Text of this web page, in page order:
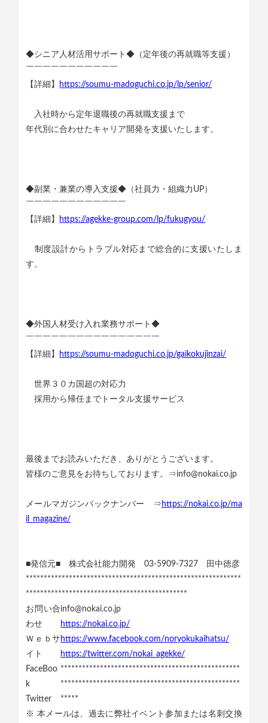
◆シニア人材活用サポート◆（定年後の再就職等支援）
￣￣￣￣￣￣￣￣￣￣￣
【詳細】
https://soumu-madoguchi.co.jp/lp/senior/
入社時から定年退職後の再就職支援まで
年代別に合わせたキャリア開発を支援いたします。
◆副業・兼業の導入支援◆（社員力・組織力UP）
￣￣￣￣￣￣￣￣￣￣￣￣
【詳細】
https://agekke-group.com/lp/fukugyou/
制度設計からトラブル対応まで総合的に支援いたしま
す。
◆外国人材受け入れ業務サポート◆
￣￣￣￣￣￣￣￣￣￣￣￣￣￣￣￣
【詳細】
https://soumu-madoguchi.co.jp/gaikokujinzai/
世界３０カ国超の対応力
採用から帰任までトータル支援サービス
最後までお読みいただき、ありがとうございます。
皆様のご意見をお待ちしております。⇒info@nokai.co.jp
メールマガジンバックナンバー ⇒ https://nokai.co.jp/ma
il_magazine/
■発信元■ 株式会社能力開発 03-5909-7327 田中徳彦
************************************************************
*********************************************
お問い合
わせ
Ｗｅｂサ
イト
FaceBoo
k
Twitter
info@nokai.co.jp
https://nokai.co.jp/
https://www.facebook.com/noryokukaihatsu/
https://twitter.com/nokai_agekke/
**************************************************
**************************************************
*****
※ 本メールは、過去に弊社イベント参加または名刺交換